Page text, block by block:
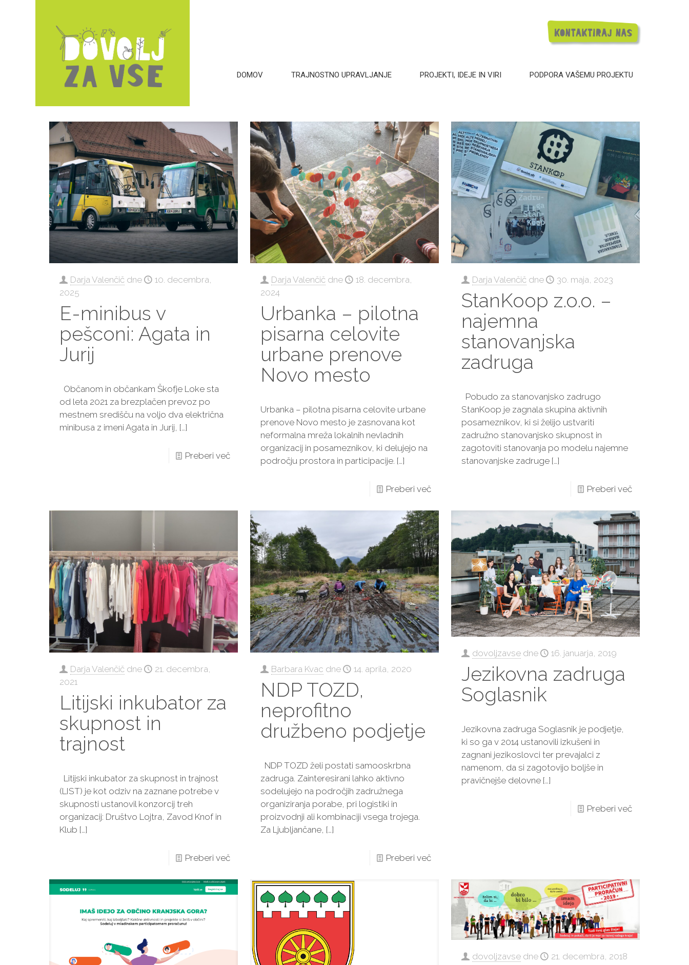
DOMOV TRAJNOSTNO UPRAVLJANJE PROJEKTI, IDEJE IN VIRI PODPORA VAŠEMU PROJEKTU
Darja Valenčič dne
10. decembra,
2025
E-minibus v
pešconi: Agata in
Jurij
Občanom in občankam Škofje Loke sta
od leta 2021 za brezplačen prevoz po
mestnem središču na voljo dva električna
minibusa z imeni Agata in Jurij, […]
Preberi več
Darja Valenčič dne
18. decembra,
2024
Urbanka – pilotna
pisarna celovite
urbane prenove
Novo mesto
Urbanka – pilotna pisarna celovite urbane
prenove Novo mesto je zasnovana kot
neformalna mreža lokalnih nevladnih
organizacij in posameznikov, ki delujejo na
področju prostora in participacije. […]
Preberi več
Darja Valenčič dne 30. maja, 2023
StanKoop z.o.o. –
najemna
stanovanjska
zadruga
Pobudo za stanovanjsko zadrugo
StanKoop je zagnala skupina aktivnih
posameznikov, ki si želijo ustvariti
zadružno stanovanjsko skupnost in
zagotoviti stanovanja po modelu najemne
stanovanjske zadruge[…]
Preberi več
Darja Valenčič dne
21. decembra,
2021
Litijski inkubator za
skupnost in
trajnost
Litijski inkubator za skupnost in trajnost
(LIST) je kot odziv na zaznane potrebe v
skupnosti ustanovil konzorcij treh
organizacij: Društvo Lojtra, Zavod Knof in
Klub […]
Preberi več
Barbara Kvac dne 14. aprila, 2020
NDP TOZD,
neprofitno
družbeno podjetje
NDP TOZD želi postati samooskrbna
zadruga. Zainteresirani lahko aktivno
sodelujejo na področjih zadružnega
organiziranja porabe, pri logistiki in
proizvodnji ali kombinaciji vsega trojega.
Za Ljubljančane, […]
Preberi več
dovoljzavse dne 16. januarja, 2019
Jezikovna zadruga
Soglasnik
Jezikovna zadruga Soglasnik je podjetje,
ki so ga v 2014 ustanovili izkušeni in
zagnani jezikoslovci ter prevajalci z
namenom, da si zagotovijo boljše in
pravičnejše delovne[…]
Preberi več
dovoljzavse dne 21. decembra, 2018